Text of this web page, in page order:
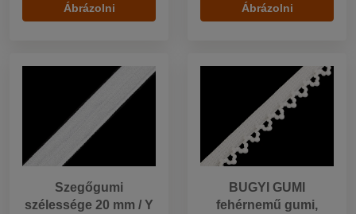
Ábrázolni Ábrázolni
Szegőgumi
szélessége 20 mm / Y
BUGYI GUMI
fehérnemű gumi,